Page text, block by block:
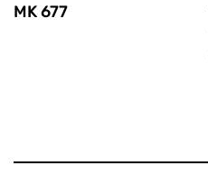
MK 677